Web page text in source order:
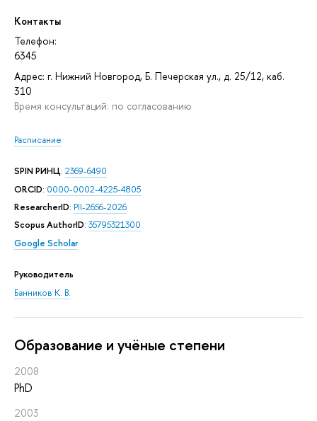
Контакты
Телефон:
6345
Адрес: г. Нижний Новгород, Б. Печерская ул., д. 25/12, каб.
310
Время консультаций: по согласованию
Расписание
SPIN РИНЦ: 2369-6490
ORCID: 0000-0002-4225-4805
ResearcherID: PII-2656-2026
Scopus AuthorID: 35795321300
Google Scholar
Руководитель
Банников К. В.
Oбразование и учёные степени
2008
PhD
2003